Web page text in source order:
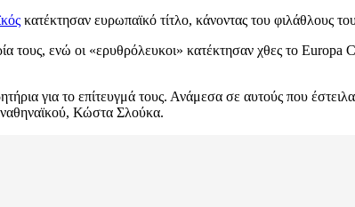
κατέκτησαν ευρωπαϊκό τίτλο, κάνοντας του φιλάθλους
τους, ενώ οι «ερυθρόλευκοι» κατέκτησαν χθες το
για το επίτευγμά τους. Ανάμεσα σε αυτούς που
Κώστα Σλούκα.